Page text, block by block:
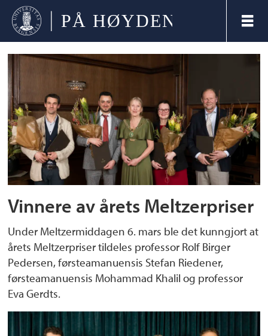
Tag:
meltzerprisen
Vinnere av årets Meltzerpriser
Under Meltzermiddagen 6. mars ble det kunngjort at
årets Meltzerpriser tildeles professor Rolf Birger
Pedersen, førsteamanuensis Stefan Riedener,
førsteamanuensis Mohammad Khalil og professor
Eva Gerdts.